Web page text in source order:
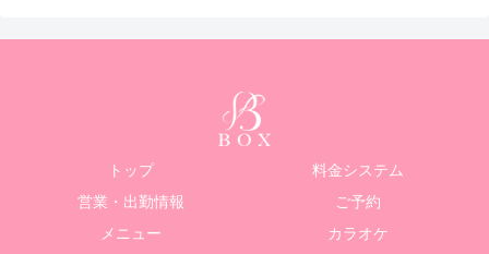
トップ
料金システム
営業・出勤情報
ご予約
メニュー
カラオケ